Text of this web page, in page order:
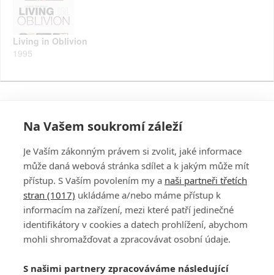
Living in Oblivion
1995
PŘIHLÁSIT
REGISTROVAT
DISKUZE
Šéfredaktorkou webu jePetr Slavík, e-mailserialy@fandimefilmu.cz
Na Vašem soukromí záleží
Je Vaším zákonným právem si zvolit, jaké informace
může daná webová stránka sdílet a k jakým může mít
přístup. S Vaším povolením my a naši partneři třetích
stran (1017) ukládáme a/nebo máme přístup k
informacím na zařízení, mezi které patří jedinečné
identifikátory v cookies a datech prohlížení, abychom
mohli shromažďovat a zpracovávat osobní údaje.
S našimi partnery zpracováváme následující